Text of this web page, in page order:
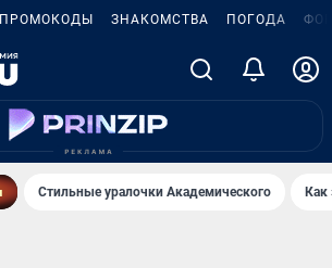
ПРОМОКОДЫ ЗНАКОМСТВА ПОГОДА
Стильные уралочки Академического